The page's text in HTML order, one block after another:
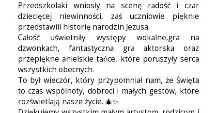
Przedszkolaki wniosły na scenę radość i czar
dziecięcej niewinności, zaś uczniowie pięknie
przedstawili historię narodzin Jezusa.
Całość uświetniły występy wokalne,gra na
dzwonkach, fantastyczna gra aktorska oraz
przepiękne anielskie tańce, które poruszyły serca
wszystkich obecnych.
To był wieczór, który przypomniał nam, że Święta
to czas wspólnoty, dobroci i małych gestów, które
rozświetlają nasze życie. 🎄✨